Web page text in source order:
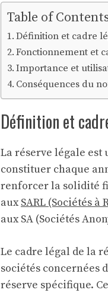
Table of
Définition et cadre
Fonctionnement et
Importance et
Conséquences du
Définition et
La réserve légale est
constituer chaque
renforcer la solidité
auxSARL (Sociétés
aux SA (Sociétés
Le cadre légal de la
sociétés concernées
réserve spécifique.